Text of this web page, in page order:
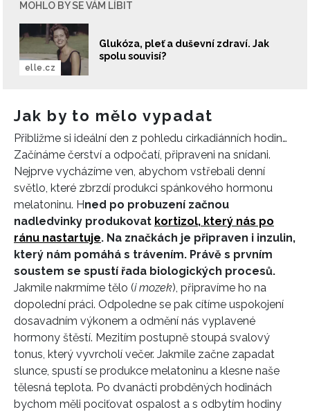
INFORMACE
REDAKCE
MOHLO BY SE VÁM LÍBIT
Glukóza, pleť a duševní zdraví. Jak
spolu souvisí?
elle.cz
Jak by to mělo vypadat
Přibližme si ideální den z pohledu cirkadiánních hodin…
Začínáme čerství a odpočatí, připraveni na snídani.
Nejprve vycházíme ven, abychom vstřebali denní
světlo, které zbrzdí produkci spánkového hormonu
melatoninu. Hned po probuzení začnou
nadledvinky produkovat kortizol, který nás po
ránu nastartuje. Na značkách je připraven i inzulin,
který nám pomáhá s trávením. Právě s prvním
soustem se spustí řada biologických procesů.
Jakmile nakrmíme tělo (i mozek), připravíme ho na
dopolední práci. Odpoledne se pak cítíme uspokojení
dosavadním výkonem a odmění nás vyplavené
hormony štěstí. Mezitím postupně stoupá svalový
tonus, který vyvrcholí večer. Jakmile začne zapadat
slunce, spustí se produkce melatoninu a klesne naše
tělesná teplota. Po dvanácti probděných hodinách
bychom měli pociťovat ospalost a s odbytím hodiny